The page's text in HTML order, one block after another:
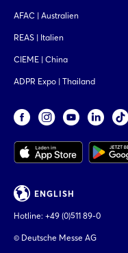
AFAC | Australien
REAS | Italien
CIEME | China
ADPR Expo | Thailand
ENGLISH
Hotline: +49 (0)511 89-0
© Deutsche Messe AG